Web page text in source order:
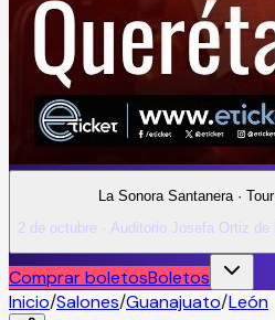
La Sonora Santanera ·
2 de octubre · Auditorio Josefa Ortiz
Comprar boletosBoletos
Inicio/Salones/Guanajuato/León